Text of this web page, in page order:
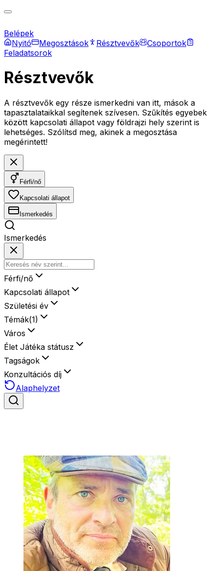
Belépek
Nyitó
Megosztások Résztvevők
Csoportok
Feladatsorok
Résztvevők
A résztvevők egy része ismerkedni van itt, mások a
tapasztalataikkal segítenek szívesen. Szűkítés egyebek
között kapcsolati állapot vagy földrajzi hely szerint is
lehetséges. Szólítsd meg, akinek a megosztása
megérintett!
Férfi/nő
Kapcsolati állapot
Ismerkedés
Ismerkedés
Férfi/nő
Kapcsolati állapot
Születési év
Témák(1)
Város
Élet Játéka státusz
Tagságok
Konzultációs díj
Alaphelyzet